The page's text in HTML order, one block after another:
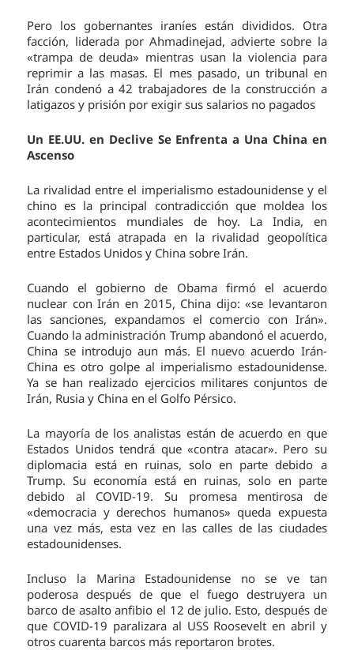
Pero los gobernantes iraníes están divididos. Otra
facción, liderada por Ahmadinejad, advierte sobre la
«trampa de deuda» mientras usan la violencia para
reprimir a las masas. El mes pasado, un tribunal en
Irán condenó a 42 trabajadores de la construcción a
latigazos y prisión por exigir sus salarios no pagados
Un EE.UU. en Declive Se Enfrenta a Una China en
Ascenso
La rivalidad entre el imperialismo estadounidense y el
chino es la principal contradicción que moldea los
acontecimientos mundiales de hoy. La India, en
particular, está atrapada en la rivalidad geopolítica
entre Estados Unidos y China sobre Irán.
Cuando el gobierno de Obama firmó el acuerdo
nuclear con Irán en 2015, China dijo: «se levantaron
las sanciones, expandamos el comercio con Irán».
Cuando la administración Trump abandonó el acuerdo,
China se introdujo aun más. El nuevo acuerdo Irán-
China es otro golpe al imperialismo estadounidense.
Ya se han realizado ejercicios militares conjuntos de
Irán, Rusia y China en el Golfo Pérsico.
La mayoría de los analistas están de acuerdo en que
Estados Unidos tendrá que «contra atacar». Pero su
diplomacia está en ruinas, solo en parte debido a
Trump. Su economía está en ruinas, solo en parte
debido al COVID-19. Su promesa mentirosa de
«democracia y derechos humanos» queda expuesta
una vez más, esta vez en las calles de las ciudades
estadounidenses.
Incluso la Marina Estadounidense no se ve tan
poderosa después de que el fuego destruyera un
barco de asalto anfibio el 12 de julio. Esto, después de
que COVID-19 paralizara al USS Roosevelt en abril y
otros cuarenta barcos más reportaron brotes.